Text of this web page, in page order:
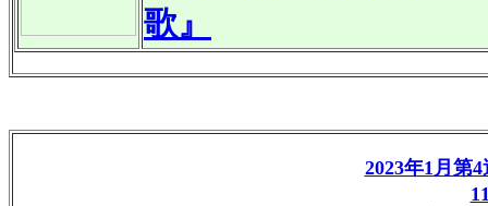
歌』
2023年1月第